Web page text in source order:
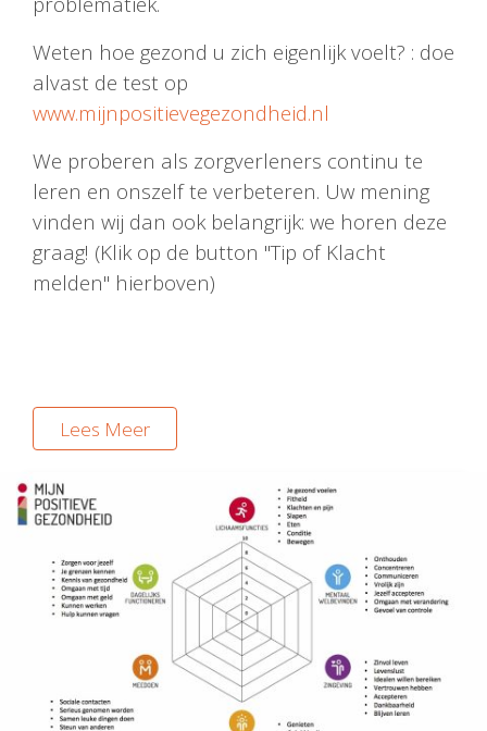
Weten hoe gezond u zich eigenlijk voelt? : doe
alvast de test op
www.mijnpositievegezondheid.nl
We proberen als zorgverleners continu te
leren en onszelf te verbeteren. Uw mening
vinden wij dan ook belangrijk: we horen deze
graag! (Klik op de button "Tip of Klacht
melden" hierboven)
Lees Meer